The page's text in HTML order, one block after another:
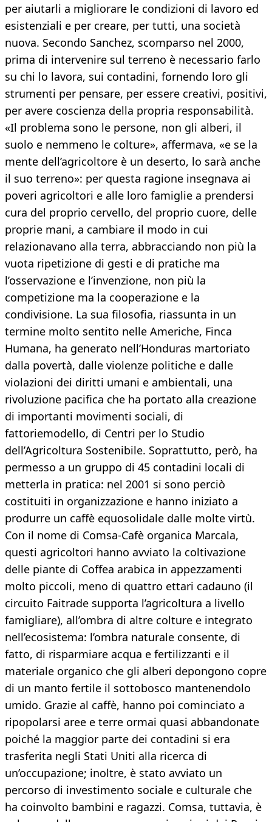
per aiutarli a migliorare le condizioni di lavoro ed
esistenziali e per creare, per tutti, una società
nuova. Secondo Sanchez, scomparso nel 2000,
prima di intervenire sul terreno è necessario farlo
su chi lo lavora, sui contadini, fornendo loro gli
strumenti per pensare, per essere creativi, positivi,
per avere coscienza della propria responsabilità.
«Il problema sono le persone, non gli alberi, il
suolo e nemmeno le colture», affermava, «e se la
mente dell’agricoltore è un deserto, lo sarà anche
il suo terreno»: per questa ragione insegnava ai
poveri agricoltori e alle loro famiglie a prendersi
cura del proprio cervello, del proprio cuore, delle
proprie mani, a cambiare il modo in cui
relazionavano alla terra, abbracciando non più la
vuota ripetizione di gesti e di pratiche ma
l’osservazione e l’invenzione, non più la
competizione ma la cooperazione e la
condivisione. La sua filosofia, riassunta in un
termine molto sentito nelle Americhe, Finca
Humana, ha generato nell’Honduras martoriato
dalla povertà, dalle violenze politiche e dalle
violazioni dei diritti umani e ambientali, una
rivoluzione pacifica che ha portato alla creazione
di importanti movimenti sociali, di
fattoriemodello, di Centri per lo Studio
dell’Agricoltura Sostenibile. Soprattutto, però, ha
permesso a un gruppo di 45 contadini locali di
metterla in pratica: nel 2001 si sono perciò
costituiti in organizzazione e hanno iniziato a
produrre un caffè equosolidale dalle molte virtù.
Con il nome di Comsa-Cafè organica Marcala,
questi agricoltori hanno avviato la coltivazione
delle piante di Coffea arabica in appezzamenti
molto piccoli, meno di quattro ettari cadauno (il
circuito Faitrade supporta l’agricoltura a livello
famigliare), all’ombra di altre colture e integrato
nell’ecosistema: l’ombra naturale consente, di
fatto, di risparmiare acqua e fertilizzanti e il
materiale organico che gli alberi depongono copre
di un manto fertile il sottobosco mantenendolo
umido. Grazie al caffè, hanno poi cominciato a
ripopolarsi aree e terre ormai quasi abbandonate
poiché la maggior parte dei contadini si era
trasferita negli Stati Uniti alla ricerca di
un’occupazione; inoltre, è stato avviato un
percorso di investimento sociale e culturale che
ha coinvolto bambini e ragazzi. Comsa, tuttavia, è